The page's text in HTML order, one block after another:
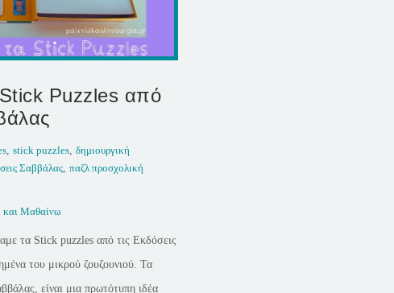
Puzzles από
stick puzzles δημιουργική
Σαββάλας παζλ προσχολική
και Μαθαίνω
τα Stick puzzles από τις Εκδόσεις
του μικρού ζουζουνιού. Τα
είναι μια πρωτότυπη ιδέα